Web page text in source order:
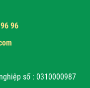
96
số : 0310000987